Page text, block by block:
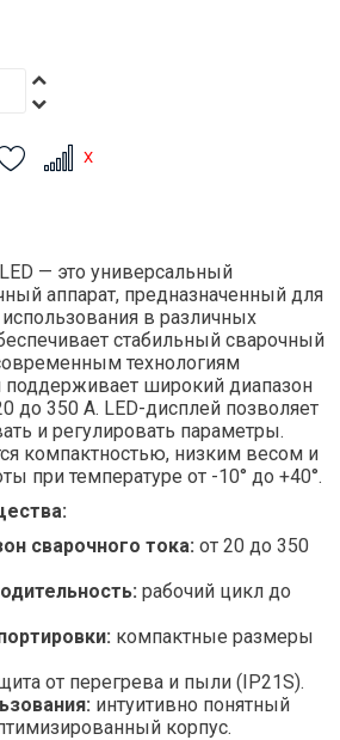
— это универсальный
аппарат, предназначенный для
в различных
стабильный сварочный
технологиям
поддерживает широкий диапазон
до 350 А. LED-дисплей позволяет
и регулировать параметры.
компактностью, низким весом и
при температуре от -10° до +40°.
сварочного тока: от 20 до 350
рабочий цикл до
компактные размеры
от перегрева и пыли (IP21S).
интуитивно понятный
корпус.